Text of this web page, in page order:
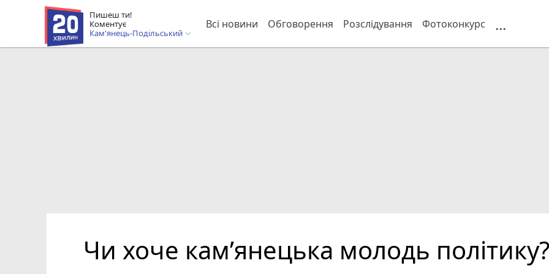
Пишеш ти!
Коментує
Кам'янець-Подільський
Всі новини Обговорення Розслідування Фотоконкурс ...
Чи хоче кам’янецька молодь політику?